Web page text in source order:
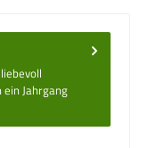
Jahrgang